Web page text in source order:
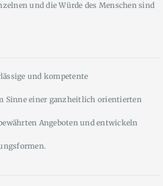
und die Würde des Menschen sind
und kompetente
Sinne einer ganzheitlich orientierten
Angeboten und entwickeln